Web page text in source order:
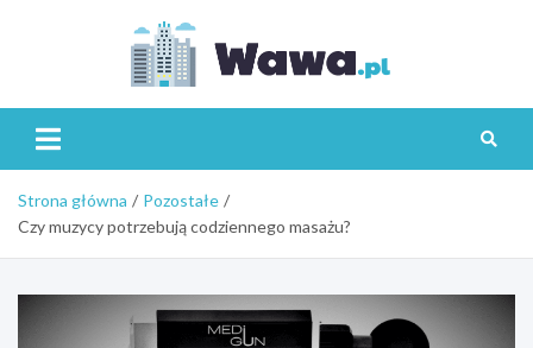
Strona główna
Pozostałe
Czy muzycy potrzebują codziennego masażu?